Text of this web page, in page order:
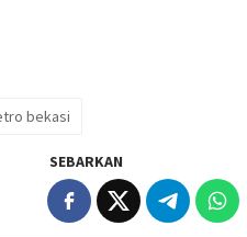
bekasi
SEBARKAN